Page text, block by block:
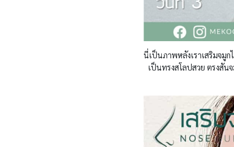
นี่เป็นภาพหลังเราเสริมจมู
เป็นทรงสโลปสวย ตรงสัน